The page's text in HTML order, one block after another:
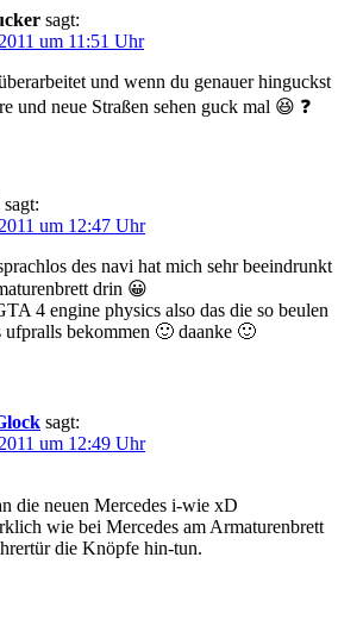
sagt:
um 11:51 Uhr
und wenn du genauer hinguckst
und neue Straßen sehen guck mal 😆 ❓
sagt:
um 12:47 Uhr
des navi hat mich sehr beeindrunkt
drin 😀
4 engine physics also das die so beulen
ufpralls bekommen 🙂 daanke 🙂
sagt:
um 12:49 Uhr
die neuen Mercedes i-wie xD
wie bei Mercedes am Armaturenbrett
die Knöpfe hin-tun.